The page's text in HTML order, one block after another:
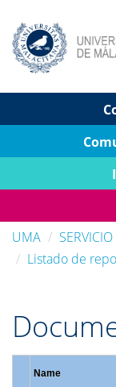
UMA
Listado de
Name